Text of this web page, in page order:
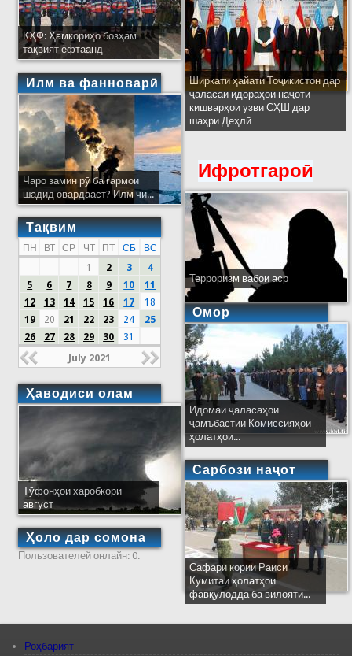
КҲФ: Ҳамкориҳо бозҳам
тақвият ёфтаанд
Илм ва фанноварӣ
Чаро замин рӯ ба гармои
шадид овардааст? Илм чӣ...
Тақвим
ПН ВТ СР ЧТ ПТ СБ
ВС
1
2 3
4
5
6 7 8 9 10
11
12
13 14 15 16 17
18
19
20 21 22 23 24
25
26
27 28 29 30 31
July 2021
Ҳаводиси олам
Тӯфонҳои харобкори
август
Ҳоло дар сомона
Пользователей онлайн: 0.
Ширкати ҳайати Тоҷикистон дар
ҷаласаи идораҳои наҷоти
кишварҳои узви СҲШ дар
шаҳри Деҳлӣ
Ифротгароӣ
Терроризм вабои аср
Омор
Идомаи ҷаласаҳои
ҷамъбастии Комиссияҳои
ҳолатҳои...
Сарбози наҷот
Сафари кории Раиси
Кумитаи ҳолатҳои
фавқулодда ба вилояти...
Роҳбарият